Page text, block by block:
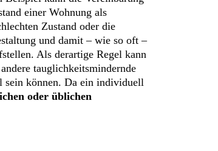
einer Wohnung als
Zustand oder die
und damit – wie so oft –
Als derartige Regel kann
tauglichkeitsmindernde
sein können. Da ein individuell
oder üblichen